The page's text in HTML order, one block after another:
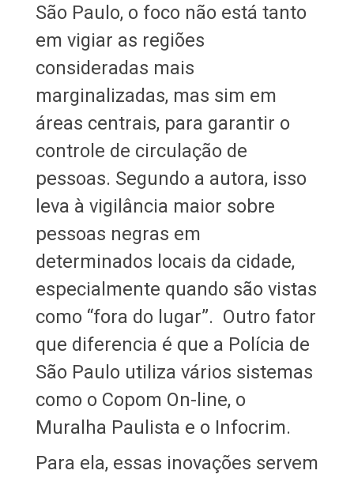
São Paulo, o foco não está tanto
em vigiar as regiões
consideradas mais
marginalizadas, mas sim em
áreas centrais, para garantir o
controle de circulação de
pessoas. Segundo a autora, isso
leva à vigilância maior sobre
pessoas negras em
determinados locais da cidade,
especialmente quando são vistas
como “fora do lugar”. Outro fator
que diferencia é que a Polícia de
São Paulo utiliza vários sistemas
como o Copom On-line, o
Muralha Paulista e o Infocrim.
Para ela, essas inovações servem